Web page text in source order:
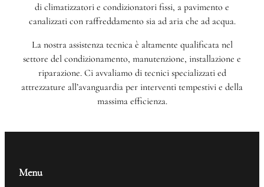
di climatizzatori e condizionatori fissi, a pavimento e
canalizzati con raffreddamento sia ad aria che ad acqua.
La nostra assistenza tecnica è altamente qualificata nel
settore del condizionamento, manutenzione, installazione e
riparazione. Ci avvaliamo di tecnici specializzati ed
attrezzature all’avanguardia per interventi tempestivi e della
massima efficienza.
Menu